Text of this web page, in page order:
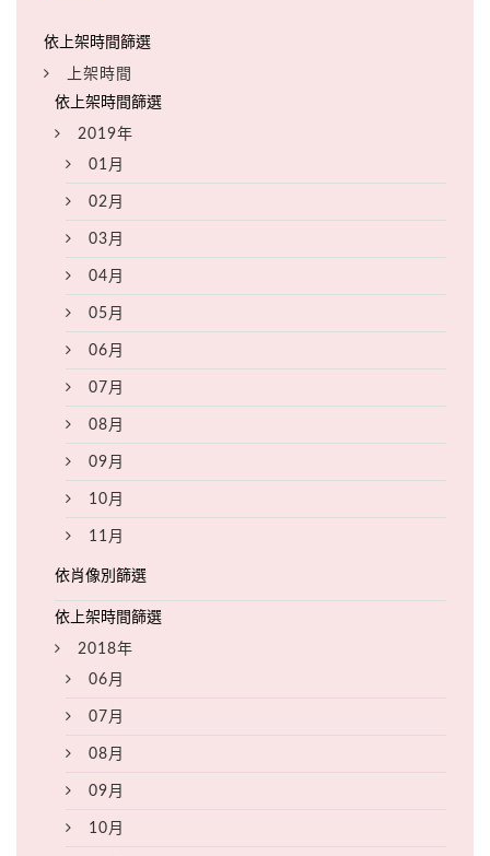
上架時間
2019年
01月
02月
03月
04月
05月
06月
07月
08月
09月
10月
11月
2018年
06月
07月
08月
09月
10月